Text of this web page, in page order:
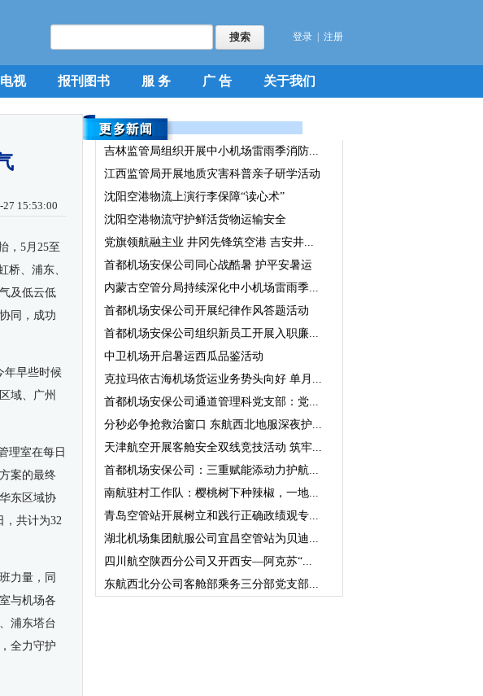
登录 注册
视 报刊图书 服 务 广 告 关于我们
27 15:53:00
，5月25至
桥、浦东、
及低云低
同，成功
年早些时候
域、广州
理室在每日
案的最终
东区域协
，共计为32
力量，同
与机场各
浦东塔台
全力守护
吉林监管局组织开展中小机场雷雨季消防...
江西监管局开展地质灾害科普亲子研学活动
沈阳空港物流上演行李保障“读心术”
沈阳空港物流守护鲜活货物运输安全
党旗领航融主业 井冈先锋筑空港 吉安井...
首都机场安保公司同心战酷暑 护平安暑运
内蒙古空管分局持续深化中小机场雷雨季...
首都机场安保公司开展纪律作风答题活动
首都机场安保公司组织新员工开展入职廉...
中卫机场开启暑运西瓜品鉴活动
克拉玛依古海机场货运业务势头向好 单月...
首都机场安保公司通道管理科党支部：党...
分秒必争抢救治窗口 东航西北地服深夜护...
天津航空开展客舱安全双线竞技活动 筑牢...
首都机场安保公司：三重赋能添动力护航...
南航驻村工作队：樱桃树下种辣椒，一地...
青岛空管站开展树立和践行正确政绩观专...
湖北机场集团航服公司宜昌空管站为贝迪...
四川航空陕西分公司又开西安—阿克苏“...
东航西北分公司客舱部乘务三分部党支部...